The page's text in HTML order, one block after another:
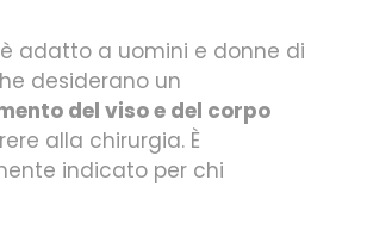
è adatto a uomini e donne di
desiderano un
del viso e del corpo
alla chirurgia. È
indicato per chi